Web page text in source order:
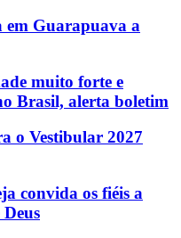
em Guarapuava a
muito forte e
Brasil, alerta boletim
o Vestibular 2027
convida os fiéis a